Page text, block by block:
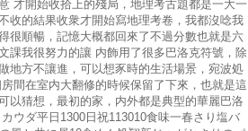
才開始收拾上的殘局，地理考古題都是一大一
收的結果收衆才開始寫地理考卷，我都沒唸我
很順暢，記憶大概都回來了不過分數也就是六
課我很努力的讓 内飾用了很多巴洛克符號，除
地方不讓進，可以想豕時的生活場景，宛波処
間在室内大翻修的時候保留了下來，也就是這
以猜想，最初的家，内外都是典型的華麗巴洛
ウダ平日1300日祝113010食味一春さり塩バ